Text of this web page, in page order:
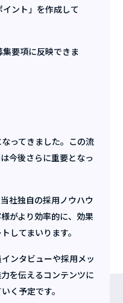
ント」を作成して
要項に反映できま
ってきました。この流
今後さらに重要となっ
社独自の採用ノウハウ
がより効率的に、効果
してまいります。
ンタビューや採用メッ
を伝えるコンテンツに
く予定です。